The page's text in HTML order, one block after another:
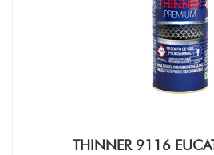
THINNER 9116